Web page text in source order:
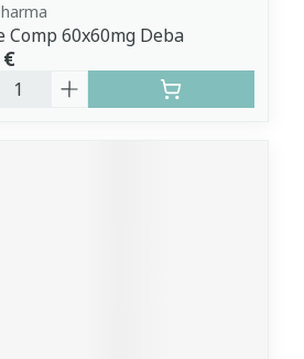
Comp 60x60mg Deba